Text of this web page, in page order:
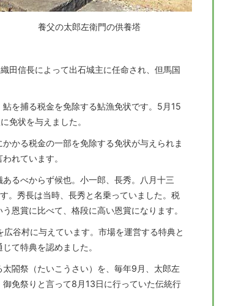
養父の太郎左衛門の供養塔
田信長によって出石城主に任命され、但馬国
を捕る税金を免除する鮎漁免状です。5月15
免状を与えました。
かる税金の一部を免除する免状が与えられま
れています。
るべからず候也。小一郎、長秀。八月十三
。秀長は当時、長秀と名乗っていました。税
恩賞に比べて、格段に高い恩賞になります。
谷村に与えています。市場を運営する特典と
て特典を認めました。
閤祭（たいこうさい）を、毎年9月、太郎左
免祭りと言って8月13日に行っていた伝統行